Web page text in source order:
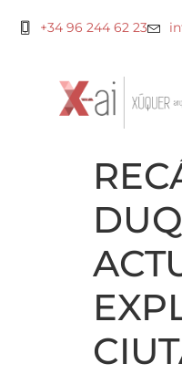
+34 96 244 62 23